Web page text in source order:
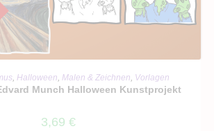
IN DEN WARENKORB
, Halloween, Malen & Zeichnen, Vorlagen
Munch Halloween Kunstprojekt
3,69 €